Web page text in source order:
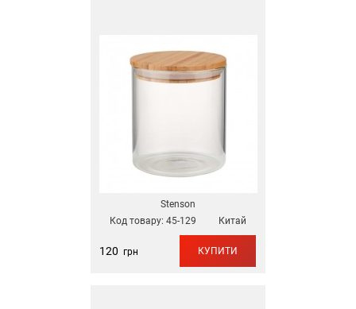
Stenson
Код товару: 45-129 Китай
120 грн КУПИТИ